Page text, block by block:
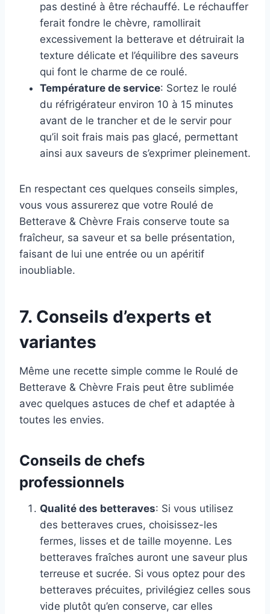
pas destiné à être réchauffé. Le réchauffer
ferait fondre le chèvre, ramollirait
excessivement la betterave et détruirait la
texture délicate et l’équilibre des saveurs
qui font le charme de ce roulé.
Température de service: Sortez le roulé
du réfrigérateur environ 10 à 15 minutes
avant de le trancher et de le servir pour
qu’il soit frais mais pas glacé, permettant
ainsi aux saveurs de s’exprimer pleinement.
En respectant ces quelques conseils simples,
vous vous assurerez que votre Roulé de
Betterave & Chèvre Frais conserve toute sa
fraîcheur, sa saveur et sa belle présentation,
faisant de lui une entrée ou un apéritif
inoubliable.
7. Conseils d’experts et
variantes
Même une recette simple comme le Roulé de
Betterave & Chèvre Frais peut être sublimée
avec quelques astuces de chef et adaptée à
toutes les envies.
Conseils de chefs
professionnels
Qualité des betteraves: Si vous utilisez
des betteraves crues, choisissez-les
fermes, lisses et de taille moyenne. Les
betteraves fraîches auront une saveur plus
terreuse et sucrée. Si vous optez pour des
betteraves précuites, privilégiez celles sous
vide plutôt qu’en conserve, car elles